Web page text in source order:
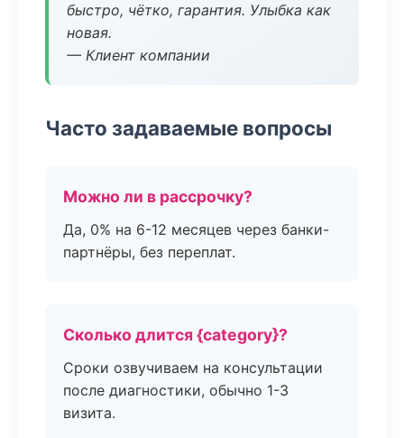
быстро, чётко, гарантия. Улыбка как
новая.
— Клиент компании
Часто задаваемые вопросы
Можно ли в рассрочку?
Да, 0% на 6-12 месяцев через банки-
партнёры, без переплат.
Сколько длится {category}?
Сроки озвучиваем на консультации
после диагностики, обычно 1-3
визита.